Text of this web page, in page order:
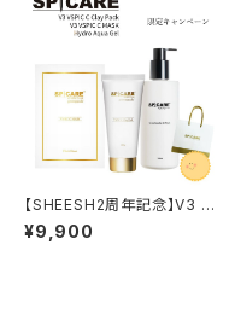
【SHEESH2周年記念】V3 VS
PIC クレイパック＋Cマスク＋
アクアゲル＋オリジナルショッ
¥9,900